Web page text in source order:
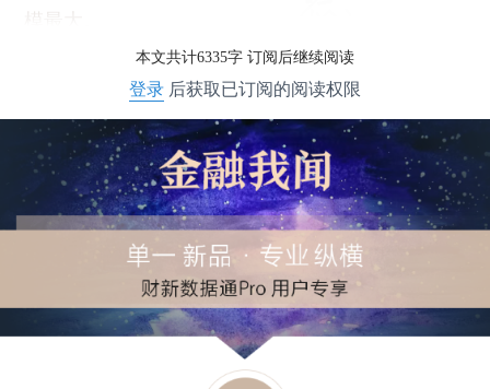
模最大。
本文共计6335字 订阅后继续阅读
登录 后获取已订阅的阅读权限